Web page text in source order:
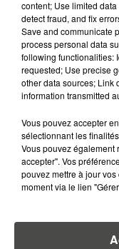
RETROUVEZ
RECEVEZ LES
LA
RCA
content; Use limited
detect fraud, and fix
Save and communicate
process personal data
following functionalities:
requested; Use precise
other data sources; Link
information transmitted
Vous pouvez accepter
sélectionnant les
Vous pouvez également
accepter". Vos
pouvez mettre à jour
moment via le lien